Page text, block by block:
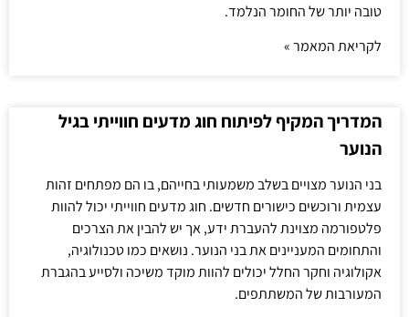
טובה יותר של החומר הנלמד.
לקריאת המאמר »
המדריך המקיף לפיתוח חוג מדעים חווייתי בגיל
הנוער
בני הנוער מצויים בשלב משמעותי בחייהם, בו הם מפתחים זהות
עצמית ורוכשים כישורים חדשים. חוג מדעים חווייתי יכול להוות
פלטפורמה מצוינת להעברת ידע, אך יש להבין את הצרכים
והתחומים המעניינים את בני הנוער. נושאים כמו טכנולוגיה,
אקולוגיה וחקר החלל יכולים להוות מוקד משיכה ולסייע בהגברת
המעורבות של המשתתפים.